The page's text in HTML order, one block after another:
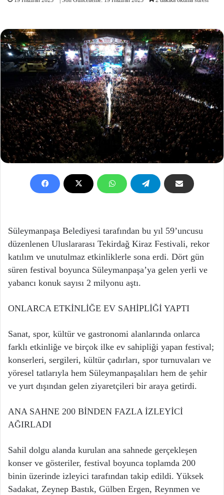
Süleymanpaşa Belediyesi tarafından bu yıl 59’uncusu
düzenlenen Uluslararası Tekirdağ Kiraz Festivali, rekor
katılım ve unutulmaz etkinliklerle sona erdi. Dört gün
süren festival boyunca Süleymanpaşa’ya gelen yerli ve
yabancı konuk sayısı 2 milyonu aştı.
ONLARCA ETKİNLİĞE EV SAHİPLİĞİ YAPTI
Sanat, spor, kültür ve gastronomi alanlarında onlarca
farklı etkinliğe ve birçok ilke ev sahipliği yapan festival;
konserleri, sergileri, kültür çadırları, spor turnuvaları ve
yöresel tatlarıyla hem Süleymanpaşalıları hem de şehir
ve yurt dışından gelen ziyaretçileri bir araya getirdi.
ANA SAHNE 200 BİNDEN FAZLA İZLEYİCİ
AĞIRLADI
Sahil dolgu alanda kurulan ana sahnede gerçekleşen
konser ve gösteriler, festival boyunca toplamda 200
binin üzerinde izleyici tarafından takip edildi. Yüksek
Sadakat, Zeynep Bastık, Gülben Ergen, Reynmen ve